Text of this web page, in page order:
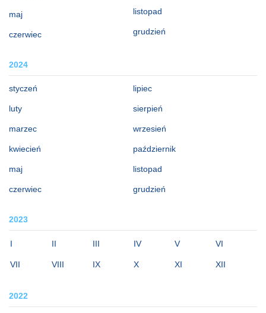
maj
czerwiec
listopad
grudzień
2024
styczeń
luty
marzec
kwiecień
maj
czerwiec
lipiec
sierpień
wrzesień
październik
listopad
grudzień
2023
I II III IV V VI
VII VIII IX X XI XII
2022